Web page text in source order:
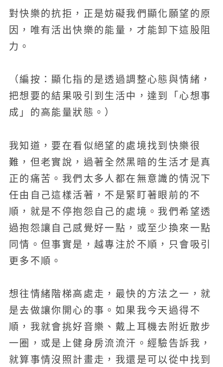
對快樂的抗拒，正是妨礙我們顯化願望的原
因，唯有活出快樂的能量，才能卸下這股阻
力。
（編按：顯化指的是透過調整心態與情緒，
把想要的結果吸引到生活中，達到「心想事
成」的高能量狀態。）
我知道，要在看似絕望的處境找到快樂很
難，但老實說，過著全然黑暗的生活才是真
正的痛苦。我們太多人都在無意識的情況下
任由自己這樣活著，不是緊盯著眼前的不
順，就是不停抱怨自己的處境。我們希望透
過抱怨讓自己感覺好一點，或至少換來一點
同情。但事實是，越專注於不順，只會吸引
更多不順。
想往情緒階梯高處走，最快的方法之一，就
是去做讓你開心的事。如果我今天過得不
順，我就會挑好音樂、戴上耳機去附近散步
一圈，或是上健身房流流汗。經驗告訴我，
就算事情沒照計畫走，我還是可以從中找到